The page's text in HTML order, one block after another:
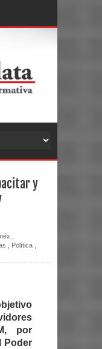
y
Política
por
Poder